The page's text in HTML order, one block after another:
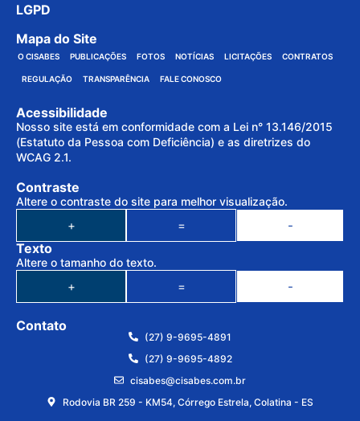
LGPD
Mapa do Site
O CISABES PUBLICAÇÕES FOTOS NOTÍCIAS LICITAÇÕES CONTRATOS
REGULAÇÃO TRANSPARÊNCIA FALE CONOSCO
Acessibilidade
Nosso site está em conformidade com a Lei n° 13.146/2015
(Estatuto da Pessoa com Deficiência) e as diretrizes do
WCAG 2.1.
Contraste
Altere o contraste do site para melhor visualização.
+ = -
Texto
Altere o tamanho do texto.
+ = -
Contato
(27) 9-9695-4891
(27) 9-9695-4892
cisabes@cisabes.com.br
Rodovia BR 259 - KM54, Córrego Estrela, Colatina - ES